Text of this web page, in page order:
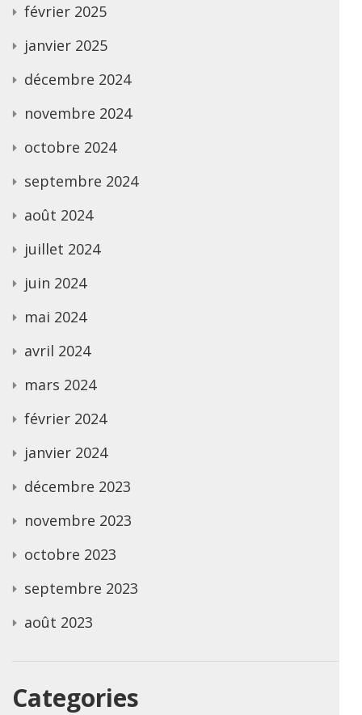
février 2025
janvier 2025
décembre 2024
novembre 2024
octobre 2024
septembre 2024
août 2024
juillet 2024
juin 2024
mai 2024
avril 2024
mars 2024
février 2024
janvier 2024
décembre 2023
novembre 2023
octobre 2023
septembre 2023
août 2023
Categories